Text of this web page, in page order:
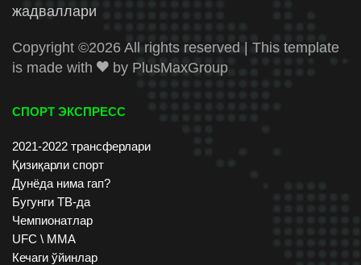
жадваллари
Copyright ©2026 All rights reserved | This template
is made with
by PlusMaxGroup
СПОРТ ЭКСПРЕСС
2021-2022 трансферлари
Қизиқарли спорт
Дунёда нима гап?
Бугунги ТВ-да
Чемпионатлар
UFC \ ММА
Кечаги ўйинлар